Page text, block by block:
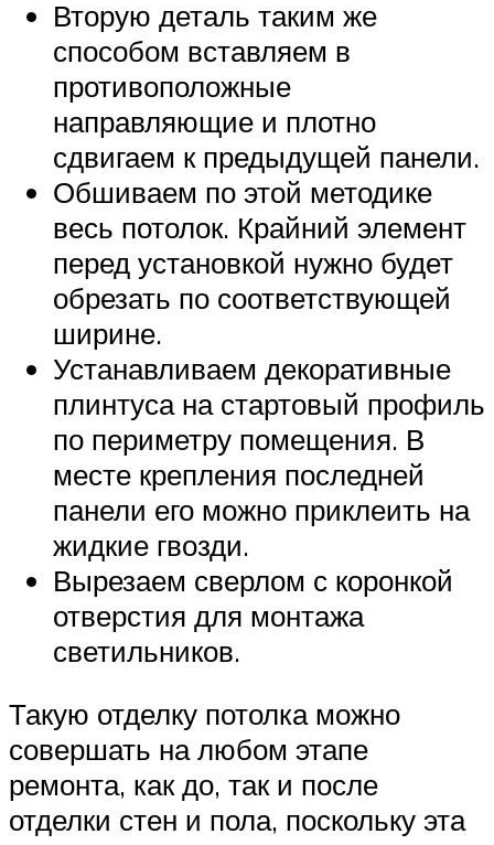
Вторую деталь таким же
способом вставляем в
противоположные
направляющие и плотно
сдвигаем к предыдущей панели.
Обшиваем по этой методике
весь потолок. Крайний элемент
перед установкой нужно будет
обрезать по соответствующей
ширине.
Устанавливаем декоративные
плинтуса на стартовый профиль
по периметру помещения. В
месте крепления последней
панели его можно приклеить на
жидкие гвозди.
Вырезаем сверлом с коронкой
отверстия для монтажа
светильников.
Такую отделку потолка можно
совершать на любом этапе
ремонта, как до, так и после
отделки стен и пола, поскольку эта